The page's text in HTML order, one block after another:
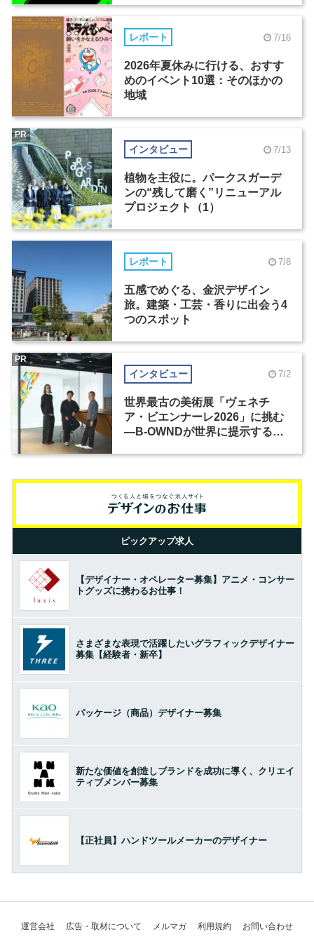
レポート 7/16
2026年夏休みに行ける、おすす
めのイベント10選：そのほかの
地域
インタビュー 7/13
植物を主役に。パークスガーデ
ンの“残して磨く”リニューアル
プロジェクト（1）
PR
レポート 7/8
五感でめぐる、金沢デザイン
旅。建築・工芸・香りに出会う4
つのスポット
インタビュー 7/2
世界最古の美術展「ヴェネチ
ア・ビエンナーレ2026」に挑む
―B-OWNDが世界に提示する美
PR
ピックアップ求人
【デザイナー・オペレーター募集】アニメ・コンサー
トグッズに携わるお仕事！
さまざまな表現で活躍したいグラフィックデザイナー
募集【経験者・新卒】
パッケージ（商品）デザイナー募集
新たな価値を創造しブランドを成功に導く、クリエイ
ティブメンバー募集
【正社員】ハンドツールメーカーのデザイナー
運営会社 広告・取材について メルマガ 利用規約 お問い合わせ